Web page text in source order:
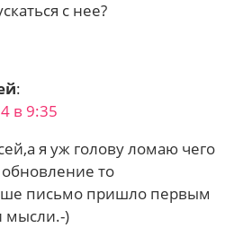
с нее?
:
в 9:35
я уж голову ломаю чего
то
письмо пришло первым
мысли.-)